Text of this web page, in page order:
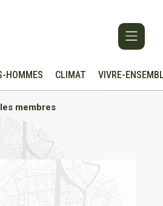
HOMMES CLIMAT VIVRE-
membres